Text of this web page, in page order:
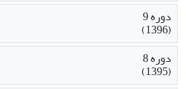
دوره 9
(1396)
دوره 8
(1395)